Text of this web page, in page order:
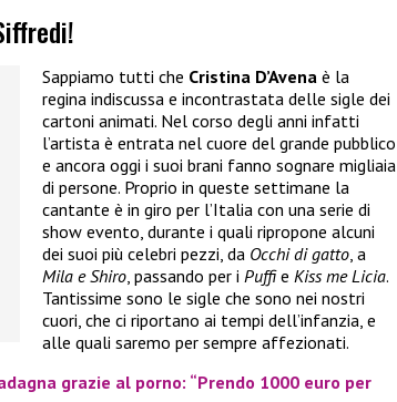
Sappiamo tutti che Cristina D’Avena è la
regina indiscussa e incontrastata delle sigle dei
cartoni animati. Nel corso degli anni infatti
l’artista è entrata nel cuore del grande pubblico
e ancora oggi i suoi brani fanno sognare migliaia
di persone. Proprio in queste settimane la
cantante è in giro per l’Italia con una serie di
show evento, durante i quali ripropone alcuni
dei suoi più celebri pezzi, da Occhi di gatto, a
Mila e Shiro, passando per i Puffie Kiss me Licia.
Tantissime sono le sigle che sono nei nostri
cuori, che ci riportano ai tempi dell’infanzia, e
alle quali saremo per sempre affezionati.
grazie al porno: “Prendo 1000 euro per